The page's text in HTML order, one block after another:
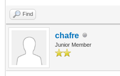
Find
chafre
Junior Member